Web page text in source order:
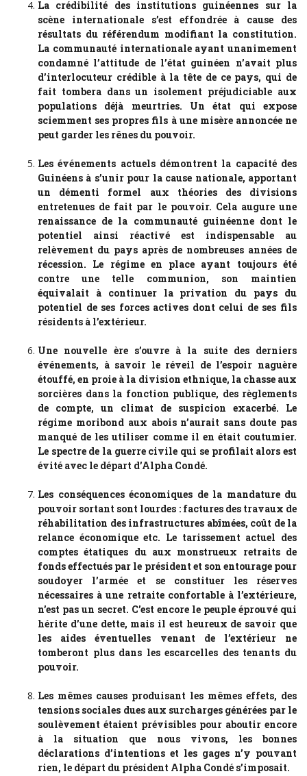
La crédibilité des institutions guinéennes sur la
scène internationale s’est effondrée à cause des
résultats du référendum modifiant la constitution.
La communauté internationale ayant unanimement
condamné l’attitude de l’état guinéen n’avait plus
d’interlocuteur crédible à la tête de ce pays, qui de
fait tombera dans un isolement préjudiciable aux
populations déjà meurtries. Un état qui expose
sciemment ses propres fils à une misère annoncée ne
peut garder les rênes du pouvoir.
Les événements actuels démontrent la capacité des
Guinéens à s’unir pour la cause nationale, apportant
un démenti formel aux théories des divisions
entretenues de fait par le pouvoir. Cela augure une
renaissance de la communauté guinéenne dont le
potentiel ainsi réactivé est indispensable au
relèvement du pays après de nombreuses années de
récession. Le régime en place ayant toujours été
contre une telle communion, son maintien
équivalait à continuer la privation du pays du
potentiel de ses forces actives dont celui de ses fils
résidents à l’extérieur.
Une nouvelle ère s’ouvre à la suite des derniers
événements, à savoir le réveil de l’espoir naguère
étouffé, en proie à la division ethnique, la chasse aux
sorcières dans la fonction publique, des règlements
de compte, un climat de suspicion exacerbé. Le
régime moribond aux abois n’aurait sans doute pas
manqué de les utiliser comme il en était coutumier.
Le spectre de la guerre civile qui se profilait alors est
évité avec le départ d’Alpha Condé.
Les conséquences économiques de la mandature du
pouvoir sortant sont lourdes : factures des travaux de
réhabilitation des infrastructures abîmées, coût de la
relance économique etc. Le tarissement actuel des
comptes étatiques du aux monstrueux retraits de
fonds effectués par le président et son entourage pour
soudoyer l’armée et se constituer les réserves
nécessaires à une retraite confortable à l’extérieure,
n’est pas un secret. C’est encore le peuple éprouvé qui
hérite d’une dette, mais il est heureux de savoir que
les aides éventuelles venant de l’extérieur ne
tomberont plus dans les escarcelles des tenants du
pouvoir.
Les mêmes causes produisant les mêmes effets, des
tensions sociales dues aux surcharges générées par le
soulèvement étaient prévisibles pour aboutir encore
à la situation que nous vivons, les bonnes
déclarations d’intentions et les gages n’y pouvant
rien, le départ du président Alpha Condé s’imposait.